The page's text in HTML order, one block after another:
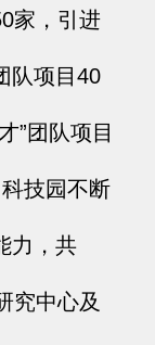
家，引进
队项目40
”团队项目
技园不断
力，共
究中心及